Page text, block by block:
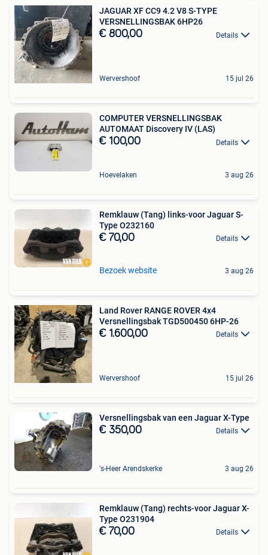
JAGUAR XF CC9 4.2 V8 S-TYPE
VERSNELLINGSBAK 6HP26
€ 800,00 Details
Wervershoof 15 jul 26
COMPUTER VERSNELLINGSBAK
AUTOMAAT Discovery IV (LAS)
€ 100,00 Details
Hoevelaken 3 aug 26
Remklauw (Tang) links-voor Jaguar S-
Type O232160
€ 70,00 Details
Bezoek website 3 aug 26
Land Rover RANGE ROVER 4x4
Versnellingsbak TGD500450 6HP-26
€ 1.600,00 Details
Wervershoof 15 jul 26
Versnellingsbak van een Jaguar X-Type
€ 350,00 Details
's-Heer Arendskerke 3 aug 26
Remklauw (Tang) rechts-voor Jaguar X-
Type O231904
€ 70,00 Details